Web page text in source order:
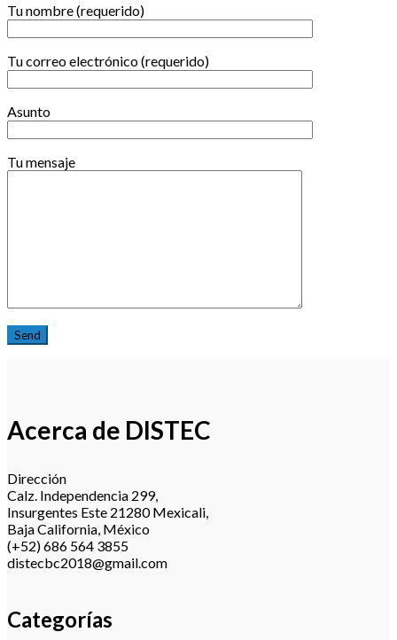
Tu nombre (requerido)
Tu correo electrónico (requerido)
Asunto
Tu mensaje
Acerca de DISTEC
Dirección
Calz. Independencia 299,
Insurgentes Este 21280 Mexicali,
Baja California, México
(+52) 686 564 3855
distecbc2018@gmail.com
Categorías